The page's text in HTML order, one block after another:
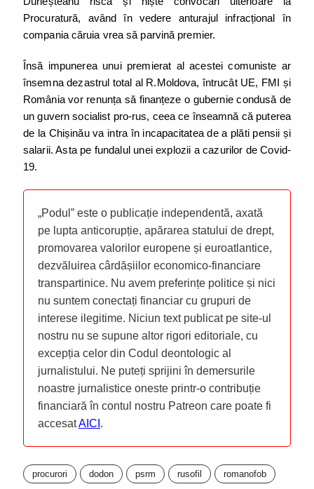
Procuratură, având în vedere anturajul infracțional în
compania căruia vrea să parvină premier.
Însă impunerea unui premierat al acestei comuniste ar
însemna dezastrul total al R.Moldova, întrucât UE, FMI și
România vor renunța să finanțeze o gubernie condusă de
un guvern socialist pro-rus, ceea ce înseamnă că puterea
de la Chișinău va intra în incapacitatea de a plăti pensii și
salarii. Asta pe fundalul unei explozii a cazurilor de Covid-
19.
„Podul” este o publicație independentă, axată
pe lupta anticorupție, apărarea statului de drept,
promovarea valorilor europene și euroatlantice,
dezvăluirea cârdășiilor economico-financiare
transpartinice. Nu avem preferințe politice și nici
nu suntem conectați financiar cu grupuri de
interese ilegitime. Niciun text publicat pe site-ul
nostru nu se supune altor rigori editoriale, cu
excepția celor din Codul deontologic al
jurnalistului. Ne puteți sprijini în demersurile
noastre jurnalistice oneste printr-o contribuție
financiară în contul nostru Patreon care poate fi
accesatAICI .
procurori dodon psrm rusofil romanofob